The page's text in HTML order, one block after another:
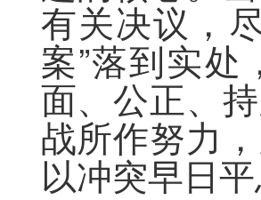
有关决议，
案”落到实
面、公正、
战所作努力
以冲突早日